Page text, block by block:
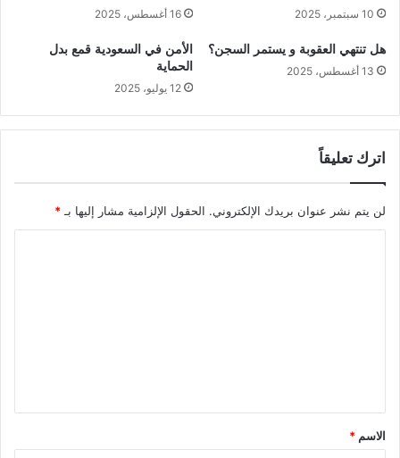
10 سبتمبر، 2025 16 أغسطس، 2025
هل تنتهي العقوبة و يستمر السجن؟
13 أغسطس، 2025
الأمن في السعودية قمع بدل
الحماية
12 يوليو، 2025
اترك تعليقاً
لن يتم نشر عنوان بريدك الإلكتروني. الحقول الإلزامية مشار إليها بـ *
*
الاسم *